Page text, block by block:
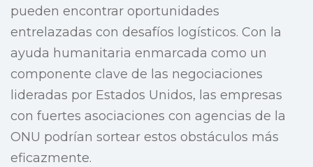
pueden encontrar oportunidades
entrelazadas con desafíos logísticos. Con la
ayuda humanitaria enmarcada como un
componente clave de las negociaciones
lideradas por Estados Unidos, las empresas
con fuertes asociaciones con agencias de la
ONU podrían sortear estos obstáculos más
eficazmente.